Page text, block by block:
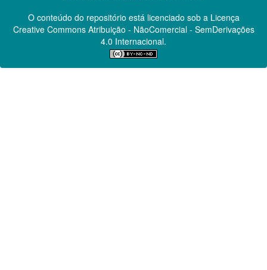
O conteúdo do repositório está licenciado sob a Licença
Creative CommonsAtribuição - NãoComercial - SemDerivações
4.0 Internacional.